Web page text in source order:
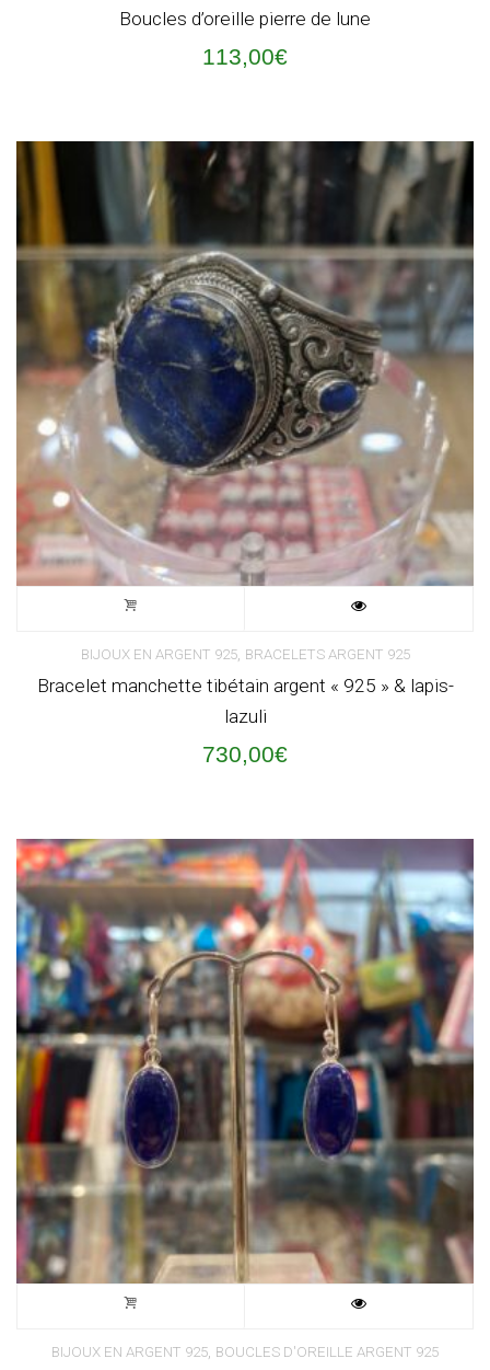
Boucles d’oreille pierre de lune
113,00€
BIJOUX EN ARGENT 925, BRACELETS ARGENT 925
Bracelet manchette tibétain argent « 925 » & lapis-
lazuli
730,00€
BIJOUX EN ARGENT 925, BOUCLES D'OREILLE ARGENT 925